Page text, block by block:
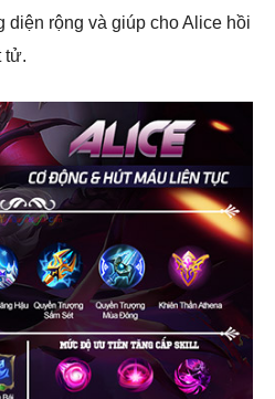
rộng và giúp cho Alice hồi
tử.